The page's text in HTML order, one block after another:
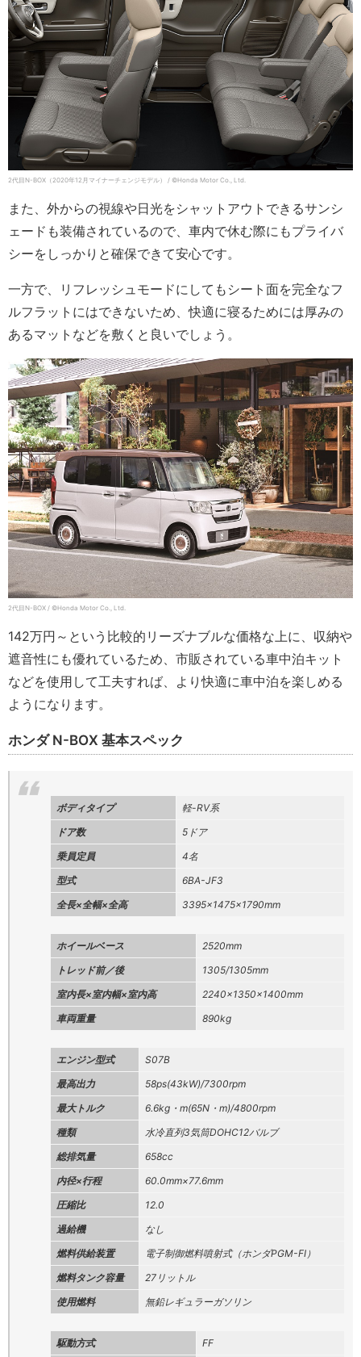
2代目N-BOX（2020年12月マイナーチェンジモデル） / ©Honda Motor Co., Ltd.
また、外からの視線や日光をシャットアウトできるサンシ
ェードも装備されているので、車内で休む際にもプライバ
シーをしっかりと確保できて安心です。
一方で、リフレッシュモードにしてもシート面を完全なフ
ルフラットにはできないため、快適に寝るためには厚みの
あるマットなどを敷くと良いでしょう。
2代目N-BOX / ©Honda Motor Co., Ltd.
142万円～という比較的リーズナブルな価格な上に、収納や
遮音性にも優れているため、市販されている車中泊キット
などを使用して工夫すれば、より快適に車中泊を楽しめる
ようになります。
ホンダ N-BOX 基本スペック
ボディタイプ
軽-RV系
ドア数
5ドア
乗員定員
4名
型式
6BA-JF3
全長×全幅×全高
3395×1475×1790mm
ホイールベース
2520mm
トレッド前／後
1305/1305mm
室内長×室内幅×室内高
2240×1350×1400mm
車両重量
890kg
エンジン型式
S07B
最高出力
58ps(43kW)/7300rpm
最大トルク
6.6kg・m(65N・m)/4800rpm
種類
水冷直列3気筒DOHC12バルブ
総排気量
658cc
内径×行程
60.0mm×77.6mm
圧縮比
12.0
過給機
なし
燃料供給装置
電子制御燃料噴射式（ホンダPGM-FI）
燃料タンク容量
27リットル
使用燃料
無鉛レギュラーガソリン
駆動方式 FF